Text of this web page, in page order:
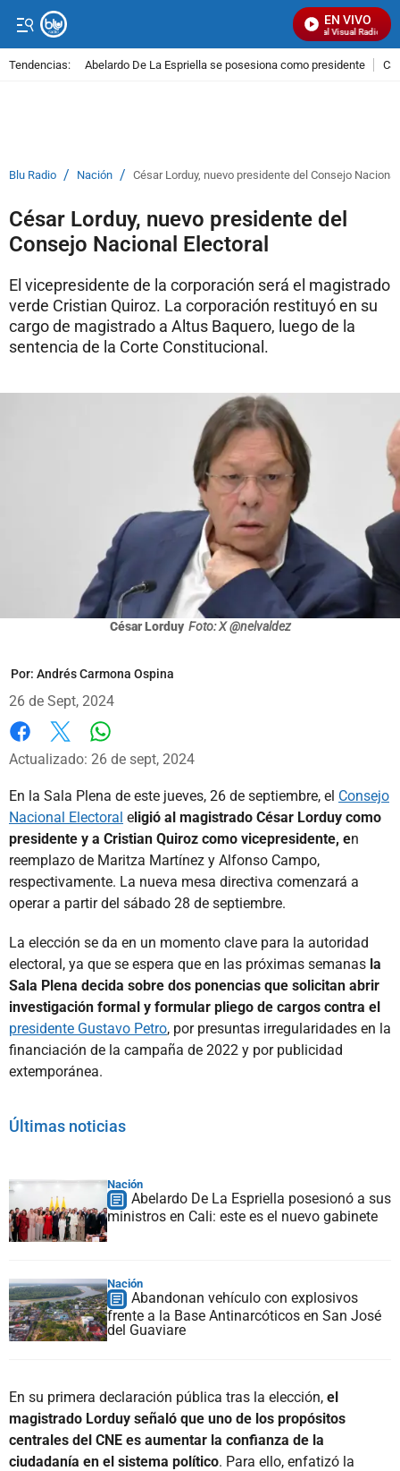
EN VIVO
Señal Visual Radio
Tendencias: Abelardo De La Espriella se posesiona como presidente
Blu Radio / Nación / César Lorduy, nuevo presidente del Consejo
César Lorduy, nuevo presidente del
Consejo Nacional Electoral
El vicepresidente de la corporación será el magistrado
verde Cristian Quiroz. La corporación restituyó en su
cargo de magistrado a Altus Baquero, luego de la
sentencia de la Corte Constitucional.
César Lorduy Foto: X @nelvaldez
Por: Andrés Carmona Ospina
26 de Sept, 2024
Facebook
X
Actualizado: 26 de sept, 2024
En la Sala Plena de este jueves, 26 de septiembre, el Consejo
Nacional Electoral eligió al magistrado César Lorduy como
presidente y a Cristian Quiroz como vicepresidente, en
reemplazo de Maritza Martínez y Alfonso Campo,
respectivamente. La nueva mesa directiva comenzará a
operar a partir del sábado 28 de septiembre.
La elección se da en un momento clave para la autoridad
electoral, ya que se espera que en las próximas semanas la
Sala Plena decida sobre dos ponencias que solicitan abrir
investigación formal y formular pliego de cargos contra el
presidente Gustavo Petro, por presuntas irregularidades en la
financiación de la campaña de 2022 y por publicidad
extemporánea.
Últimas noticias
Nación
Abelardo De La Espriella posesionó a sus
ministros en Cali: este es el nuevo gabinete
Nación
Abandonan vehículo con explosivos
frente a la Base Antinarcóticos en San José
del Guaviare
En su primera declaración pública tras la elección, el
magistrado Lorduy señaló que uno de los propósitos
centrales del CNE es aumentar la confianza de la
ciudadanía en el sistema político. Para ello, enfatizó la